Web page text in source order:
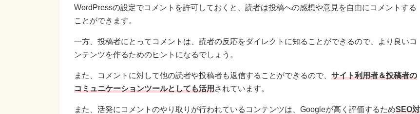
WordPressの設定でコメントを許可しておくと、読者は投稿への感想や意見を自由にコメントする
ことができます。
一方、投稿者にとってコメントは、読者の反応をダイレクトに知ることができるので、より良いコ
ンテンツを作るためのヒントになるでしょう。
また、コメントに対して他の読者や投稿者も返信することができるので、 サイト利用者＆投稿者の
コミュニケーションツールとしても活用されています。
また、活発にコメントのやり取りが行われているコンテンツは、Googleが高く評価するためSEO対